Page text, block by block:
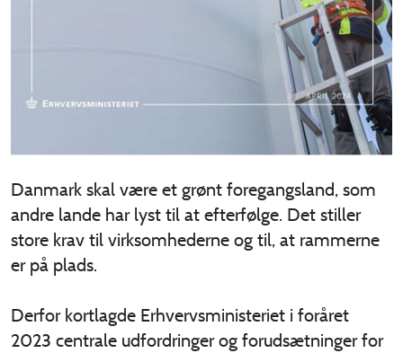
Danmark skal være et grønt foregangsland, som
andre lande har lyst til at efterfølge. Det stiller
store krav til virksomhederne og til, at rammerne
er på plads.
Derfor kortlagde Erhvervsministeriet i foråret
2023 centrale udfordringer og forudsætninger for